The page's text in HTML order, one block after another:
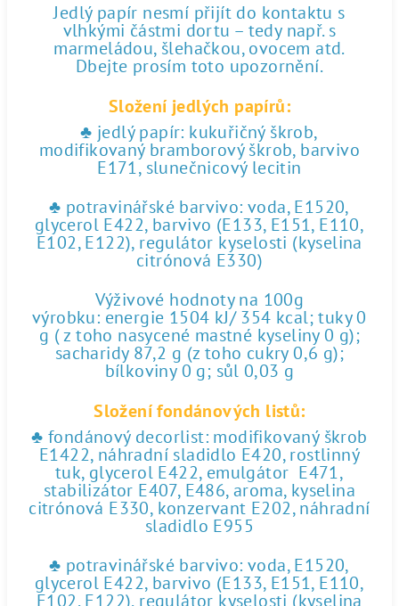
Jedlý papír nesmí přijít do kontaktu s
vlhkými částmi dortu – tedy např. s
marmeládou, šlehačkou, ovocem atd.
Dbejte prosím toto upozornění.
Složení jedlých papírů:
♣ jedlý papír: kukuřičný škrob,
modifikovaný bramborový škrob, barvivo
E171, slunečnicový lecitin
♣ potravinářské barvivo: voda, E1520,
glycerol E422, barvivo (E133, E151, E110,
E102, E122), regulátor kyselosti (kyselina
citrónová E330)
Výživové hodnoty na 100g
výrobku: energie 1504 kJ/ 354 kcal; tuky 0
g ( z toho nasycené mastné kyseliny 0 g);
sacharidy 87,2 g (z toho cukry 0,6 g);
bílkoviny 0 g; sůl 0,03 g
Složení fondánových listů:
♣ fondánový decorlist: modifikovaný škrob
E1422, náhradní sladidlo E420, rostlinný
tuk, glycerol E422, emulgátor E471,
stabilizátor E407, E486, aroma, kyselina
citrónová E330, konzervant E202, náhradní
sladidlo E955
♣ potravinářské barvivo: voda, E1520,
glycerol E422, barvivo (E133, E151, E110,
E102, E122), regulátor kyselosti (kyselina